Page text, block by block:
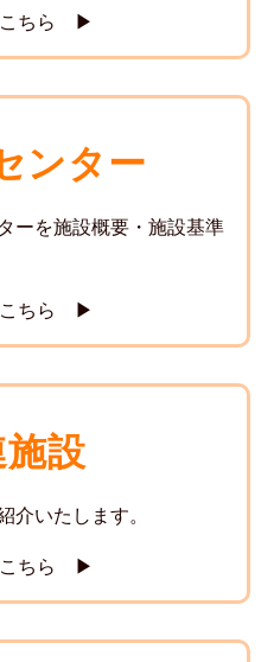
こちら ▶
ンター
ーを施設概要・施設基準
こちら ▶
施設
介いたします。
こちら ▶